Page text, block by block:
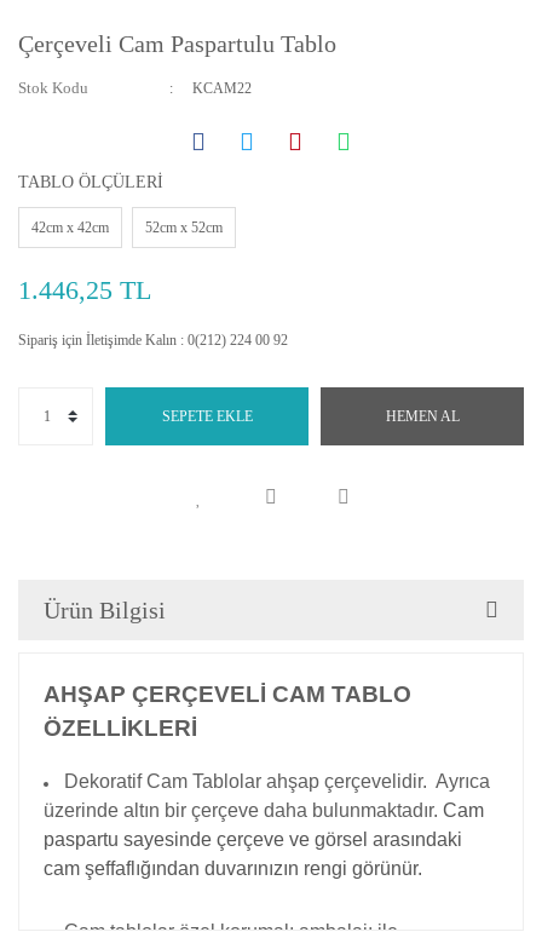
Çerçeveli Cam Paspartulu Tablo
Stok Kodu KCAM22
TABLO ÖLÇÜLERİ
42cm x 42cm 52cm x 52cm
1.446,25 TL
Sipariş için İletişimde Kalın : 0(212) 224 00 92
SEPETE EKLE HEMEN AL
Ürün Bilgisi
AHŞAP ÇERÇEVELİ CAM TABLO
ÖZELLİKLERİ
Dekoratif Cam Tablolar ahşap çerçevelidir. Ayrıca
üzerinde altın bir çerçeve daha bulunmaktadır. Cam
paspartu sayesinde çerçeve ve görsel arasındaki
cam şeffaflığından duvarınızın rengi görünür.